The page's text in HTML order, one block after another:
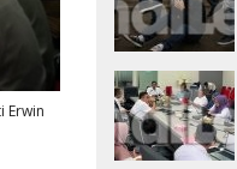
Erwin